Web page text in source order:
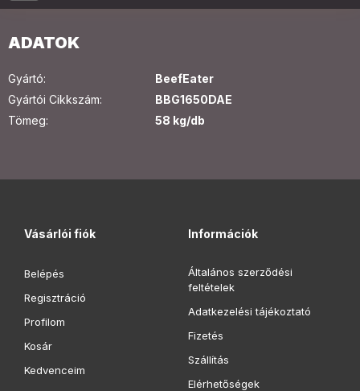
készülhessenek. Kinézetre egyszerre modern és klasszikus,
folyamatosan nyomon követhetjük a folyamatot, hőveszteség
ADATOK
Gyártó:
BeefEater
Gyártói Cikkszám:
BBG1650DAE
Tömeg:
58 kg/db
Vásárlói fiók
Belépés
Regisztráció
Profilom
Kosár
Kedvenceim
Információk
Általános szerződési
feltételek
Adatkezelési tájékoztató
Fizetés
Szállítás
Elérhetőségek